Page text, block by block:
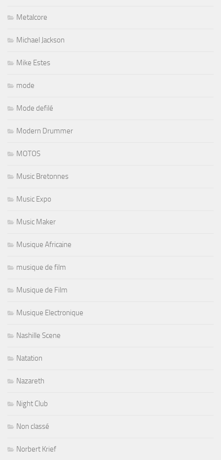
Metalcore
Michael Jackson
Mike Estes
mode
Mode defilé
Modern Drummer
MOTOS
Music Bretonnes
Music Expo
Music Maker
Musique Africaine
musique de film
Musique de Film
Musique Electronique
Nashille Scene
Natation
Nazareth
Night Club
Non classé
Norbert Krief